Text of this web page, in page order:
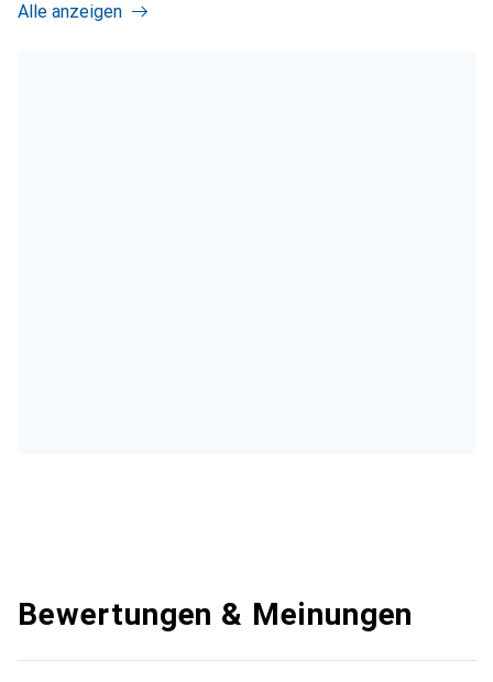
Alle anzeigen
Bewertungen & Meinungen